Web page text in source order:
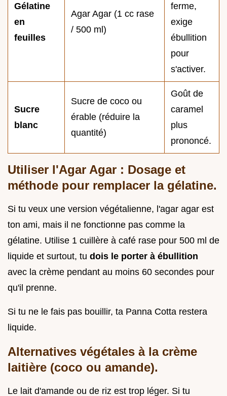
Gélatine
en
feuilles
Agar Agar (1 cc rase
/ 500 ml)
ferme,
exige
ébullition
pour
s'activer.
Sucre
blanc
Sucre de coco ou
érable (réduire la
quantité)
Goût de
caramel
plus
prononcé.
Utiliser l'Agar Agar : Dosage et
méthode pour remplacer la gélatine.
Si tu veux une version végétalienne, l'agar agar est
ton ami, mais il ne fonctionne pas comme la
gélatine. Utilise 1 cuillère à café rase pour 500 ml de
liquide et surtout, tu dois le porter à ébullition
avec la crème pendant au moins 60 secondes pour
qu'il prenne.
Si tu ne le fais pas bouillir, ta Panna Cotta restera
liquide.
Alternatives végétales à la crème
laitière (coco ou amande).
Le lait d'amande ou de riz est trop léger. Si tu